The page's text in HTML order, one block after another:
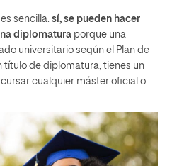
sencilla: sí, se pueden hacer
diplomatura porque una
universitario según el Plan de
título de diplomatura, tienes un
cualquier máster oficial o